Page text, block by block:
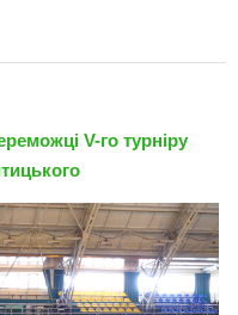
V-го турніру